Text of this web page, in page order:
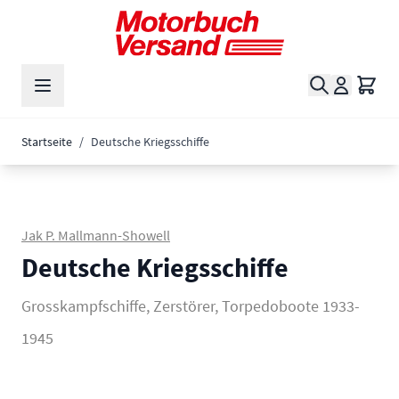
Zum Inhalt springen
Suche
Startseite / Deutsche Kriegsschiffe
Jak P. Mallmann-Showell
Deutsche Kriegsschiffe
Grosskampfschiffe, Zerstörer, Torpedoboote 1933-
1945